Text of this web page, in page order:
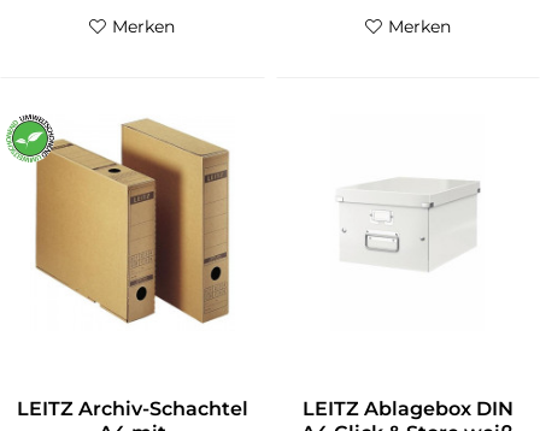
Merken Merken
LEITZ Archiv-Schachtel
LEITZ Ablagebox DIN